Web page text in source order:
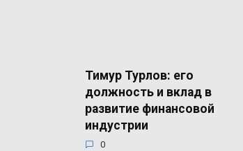
Тимур Турлов: его
должность и вклад в
развитие финансовой
индустрии
0